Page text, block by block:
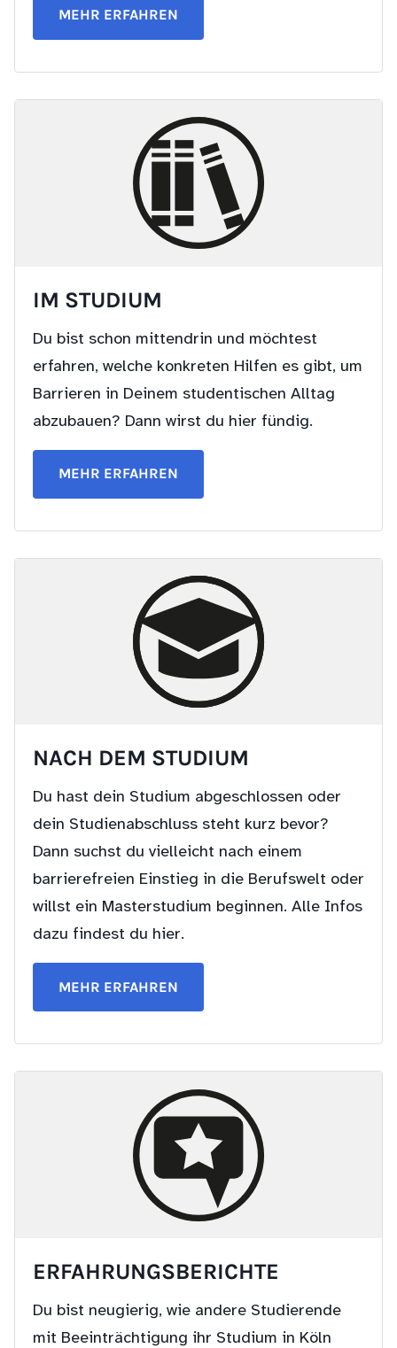
MEHR ERFAHREN
IM STUDIUM
Du bist schon mittendrin und möchtest
erfahren, welche konkreten Hilfen es gibt, um
Barrieren in Deinem studentischen Alltag
abzubauen? Dann wirst du hier fündig.
MEHR ERFAHREN
NACH DEM STUDIUM
Du hast dein Studium abgeschlossen oder
dein Studienabschluss steht kurz bevor?
Dann suchst du vielleicht nach einem
barrierefreien Einstieg in die Berufswelt oder
willst ein Masterstudium beginnen. Alle Infos
dazu findest du hier.
MEHR ERFAHREN
ERFAHRUNGS­BERICHTE
Du bist neugierig, wie andere Studierende
mit Beeinträchtigung ihr Studium in Köln